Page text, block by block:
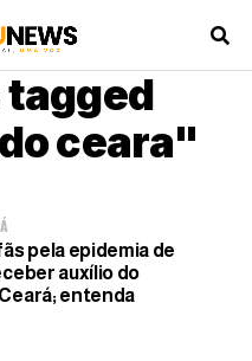
ceara"
pela epidemia de
auxílio do
entenda